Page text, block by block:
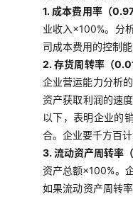
1. 成本费用率（
业收入×100%。分
司成本费用的控制
2. 存货周转率（
企业营运能力分析
资产获取利润的速
以下，表明企业的
合。企业要千方百
3. 流动资产周转率
资产总额×100%。
如果流动资产周转